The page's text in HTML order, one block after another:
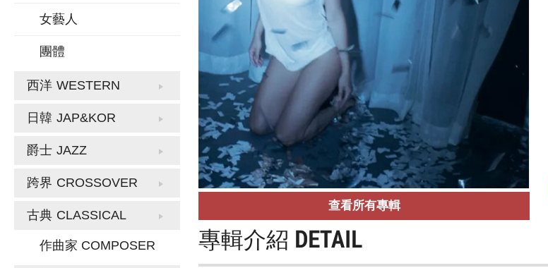
女藝人
團體
西洋 WESTERN
日韓 JAP&KOR
爵士 JAZZ
跨界 CROSSOVER
古典 CLASSICAL
作曲家 COMPOSER
查看所有專輯
專輯介紹 DETAIL